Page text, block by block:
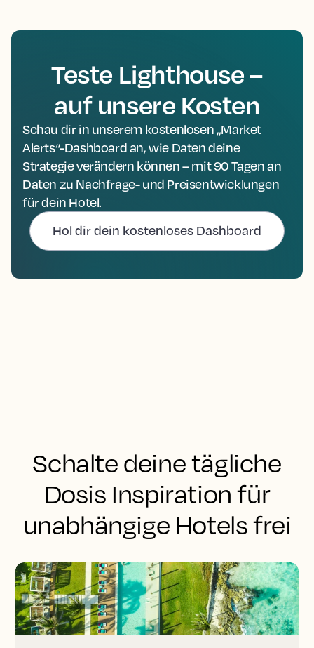
Teste Lighthouse –
auf unsere Kosten
Schau dir in unserem kostenlosen „Market
Alerts“-Dashboard an, wie Daten deine
Strategie verändern können – mit 90 Tagen an
Daten zu Nachfrage- und Preisentwicklungen
für dein Hotel.
Hol dir dein kostenloses Dashboard
Schalte deine tägliche
Dosis Inspiration für
unabhängige Hotels frei